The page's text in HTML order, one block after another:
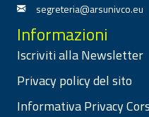
segreteria@arsunivco.eu
Informazioni
Iscriviti alla Newsletter
Privacy policy del sito
Informativa Privacy